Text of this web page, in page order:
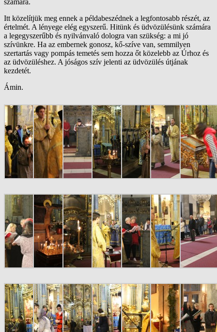
számára.
Itt közelítjük meg ennek a példabeszédnek a legfontosabb részét, az
értelmét. A lényege elég egyszerű. Hitünk és üdvözülésünk számára
a legegyszerűbb és nyilvánvaló dologra van szükség: a mi jó
szívünkre. Ha az embernek gonosz, kő-szíve van, semmilyen
szertartás vagy pompás temetés sem hozza őt közelebb az Úrhoz és
az üdvözüléshez. A jóságos szív jelenti az üdvözülés útjának
kezdetét.
Ámin.